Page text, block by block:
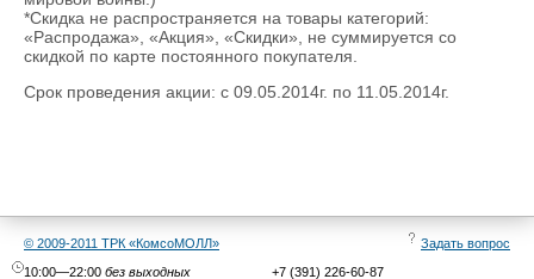
*Скидка не распространяется на товары категорий:
«Распродажа», «Акция», «Скидки», не суммируется со
скидкой по карте постоянного покупателя.
Срок проведения акции: с 09.05.2014г. по 11.05.2014г.
© 2009-2011 ТРК «КомсоМОЛЛ»
Задать вопрос
10:00—22:00 без выходных +7 (391) 226-60-87